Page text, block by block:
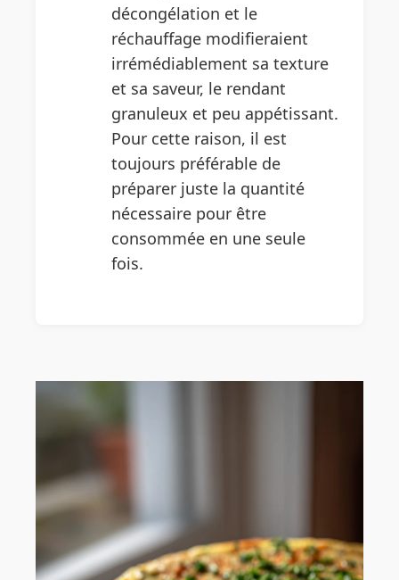
décongélation et le
réchauffage modifieraient
irrémédiablement sa texture
et sa saveur, le rendant
granuleux et peu appétissant.
Pour cette raison, il est
toujours préférable de
préparer juste la quantité
nécessaire pour être
consommée en une seule
fois.